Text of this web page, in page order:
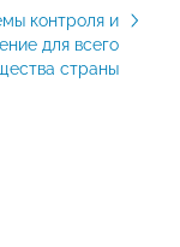
контроля и
для всего
страны